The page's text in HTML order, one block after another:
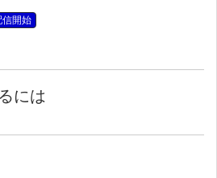
信開始
には